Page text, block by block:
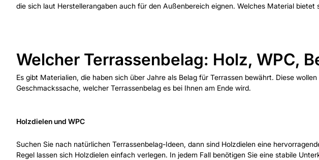
die sich laut Herstellerangaben auch für den Außenbereich eignen. Welches Material
Welcher Terrassenbelag: Holz, WPC,
Es gibt Materialien, die haben sich über Jahre als Belag für Terrassen bewährt. Diese
Geschmackssache, welcher Terrassenbelag es bei Ihnen am Ende wird.
Holzdielen und WPC
Suchen Sie nach natürlichen Terrassenbelag-Ideen, dann sind Holzdielen eine
Regel lassen sich Holzdielen einfach verlegen. In jedem Fall benötigen Sie eine stabile